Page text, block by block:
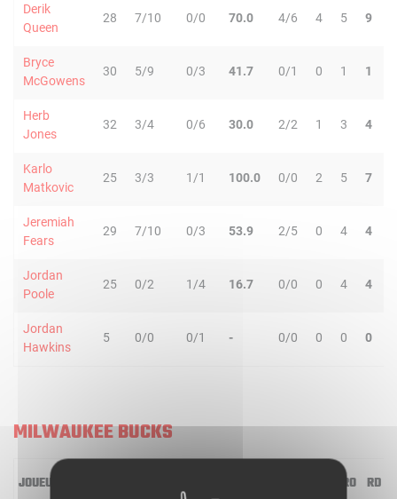
Derik
Queen
28 7/10 0/0 70.0 4/6 4 5 9
Bryce
McGowens
30 5/9 0/3 41.7 0/1 0 1 1
Herb
Jones
32 3/4 0/6 30.0 2/2 1 3 4
Karlo
Matkovic
25 3/3 1/1 100.0 0/0 2 5 7
Jeremiah
Fears
29 7/10 0/3 53.9 2/5 0 4 4
Jordan
Poole
25 0/2 1/4 16.7 0/0 0 4 4
Jordan
Hawkins
5 0/0 0/1 - 0/0 0 0 0
MILWAUKEE BUCKS
JOUEUR RO RD